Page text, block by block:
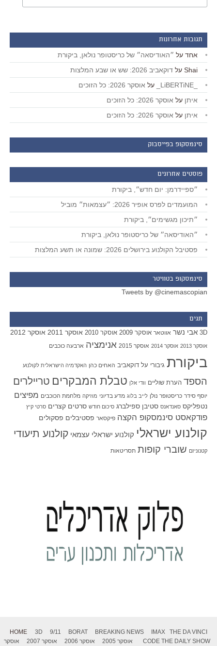
תגובות אחרונות
אחד על ״האודיסאה״ של כריסטופר נולאן, ביקורת
Shai על דוקאביב 2026: שש או שבע המלצות
על אוסקר 2026: כל הזוכים
איתן על אוסקר 2026: כל הזוכים
איתן על אוסקר 2026: כל הזוכים
סינמסקופ בפייסבוק
פוסטים אחרונים
״ספיידרמן: יום חדש״, ביקורת
המועמדים לפרס אופיר 2026: ״עצמאות״ מוביל
״תיכון מגשימים״, ביקורת
״האודיסאה״ של כריסטופר נולאן, ביקורת
פסטיבל הקולנוע בירושלים 2026: שמונה או תשע המלצות
סינמסקופ בטוויטר
Tweets by @cinemascopian
תגים
3D אבי נשר אווטאר אוסקר 2009 אוסקר 2010 אוסקר 2011 אוסקר 2012
אוסקר 2013 אוסקר 2014 אוסקר 2015 אנימציה ארבעה כוכבים
ביקורת גיבורי על דוקאביב האחים כהן האקדמיה הישראלית לקולנוע
הספד הערת שוליים וודי אלן טבלת המבקרים טריילרים
יוסף סידר כריסטופר נולן לייב בלוג מדע בדיוני מוזיקה מלחמת הכוכבים מפיצים
נטפליקס סאנדאנס סטיבן ספילברג סיכום חודש סרטים קצרים סרטי קיץ
פודקאסט סינמסקופ הקצה פיקסאר פסטיבלים פסקולים
קולנוע ישראלי קולנוע ישראלי עצמאי קולנוע תיעודי
קטנוניזם שוברי קופות תסריטאות
HOME 3D 9/11 BORAT BREAKING NEWS IMAX
THE DA VINCI
CODE THE DAILY SHOW אוסקר 2005 אוסקר 2006 אוסקר 2007 אוסקר